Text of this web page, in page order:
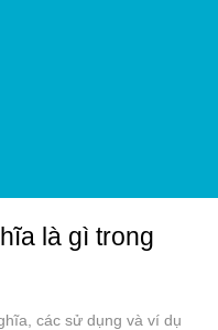
là gì trong
các sử dụng và ví dụ